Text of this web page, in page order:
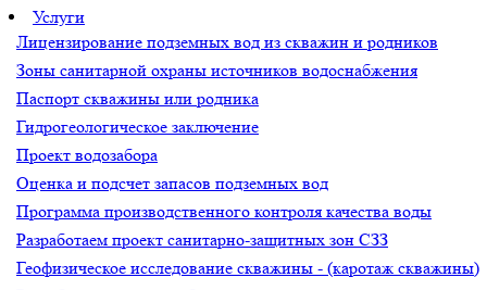
Услуги
Лицензирование подземных вод из скважин и родников
Зоны санитарной охраны источников водоснабжения
Паспорт скважины или родника
Гидрогеологическое заключение
Проект водозабора
Оценка и подсчет запасов подземных вод
Программа производственного контроля качества воды
Разработаем проект санитарно-защитных зон СЗЗ
Геофизическое исследование скважины - (каротаж скважины)